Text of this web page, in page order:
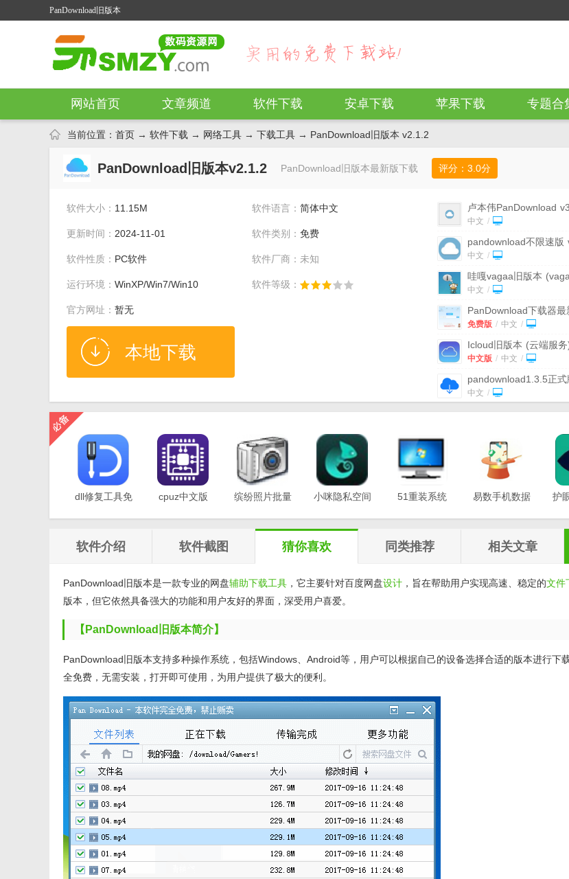
PanDownload旧版本
网站首页 文章频道 软件下载 安卓下载 苹果下载 专题合
当前位置： 首页 → 软件下载 → 网络工具 → 下载工具 → PanDownload旧版本 v2.1.2
PanDownload旧版本v2.1.2 PanDownload旧版本最新版下载 评分： 3.0分
软件大小： 11.15M 软件语言： 简体中文
更新时间： 2024-11-01 软件类别： 免费
软件性质： PC软件 软件厂商：未知
运行环境： WinXP/Win7/Win10 软件等级：
官方网址： 暂无
本地下载
卢本伟PanDownload
中文 /
pandownload不限速版
中文 /
哇嘎vagaa旧版本
v2.6.3.3 无限制版
中文 /
PanDownload下载器最
件) v2.1.3 免费版
免费版 / 中文 /
Icloud旧版本 (云端服
中文怀旧版
中文版 / 中文 /
pandownload1.3.5正式
下载神器) 最新版
中文 /
pandownload1.3.8绿色
pandownload3.1.1vip
免费版 / 中文
天天动听2014旧版本
中文 /
PanDownload最新版 (
dll修复工具免
cpuz中文版
缤纷照片批量
小咪隐私空间
51重装系统
易数手机数据
护
软件介绍 软件截图 猜你喜欢 同类推荐 相关文章
PanDownload旧版本是一款专业的网盘辅助下载工具 ，它主要针对百度网盘设计 ，旨在帮助用户实现高速、稳定的文件
版本，但它依然具备强大的功能和用户友好的界面，深受用户喜爱。
【PanDownload旧版本简介】
PanDownload旧版本支持多种操作系统，包括Windows、Android等，用户可以根据自己的设备选择合适的版本进行下
全免费，无需安装，打开即可使用，为用户提供了极大的便利。